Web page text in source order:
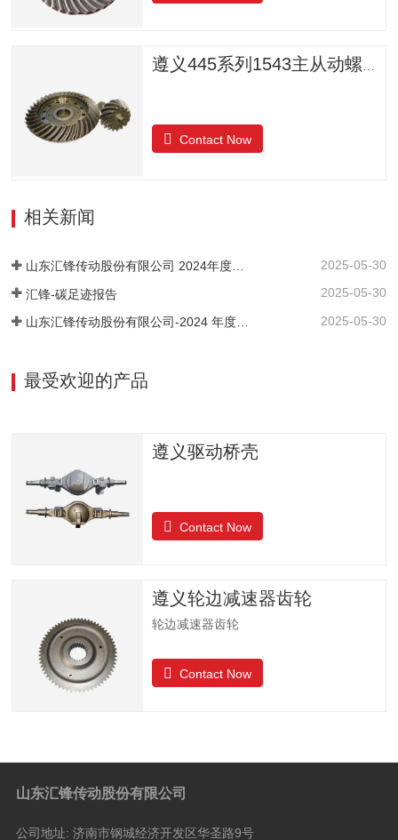
Contact Now
相关新闻
山东汇锋传动股份有限公司 2024年度社会责任报告 2025-05-30
汇锋-碳足迹报告 2025-05-30
2025-05-30
最受欢迎的产品
遵义驱动桥壳
Contact Now
遵义轮边减速器齿轮
轮边减速器齿轮
Contact Now
山东汇锋传动股份有限公司
公司地址: 济南市钢城经济开发区华圣路9号